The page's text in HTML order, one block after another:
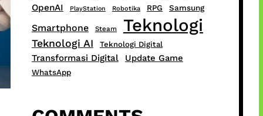
OpenAI PlayStation Robotika RPG Samsung
Smartphone Steam Teknologi
Teknologi AI Teknologi Digital
Transformasi Digital Update Game
WhatsApp